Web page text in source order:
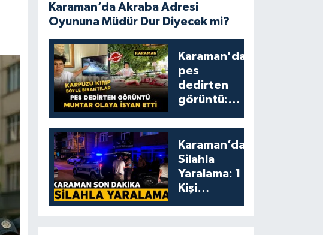
Karaman’da Akraba Adresi
Oyununa Müdür Dur Diyecek mi?
Karaman'da
pes
dedirten
görüntü:
yumruklayıp
yediler,
artıklarını
kamelyada
bıraktılar
Karaman’da
Silahla
Yaralama: 1
Kişi